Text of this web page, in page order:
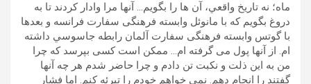
ماه؛ نه تاريخ واقعي، آن ها را بگويم… آنها مرا وادار کردند تا به
دروغ بگويم که با مانوئل وابسته فرهنگی سفارت فرانسه و بعدها
با گوتس وابسته فرهنگی سفارت آلمان رابطه جاسوسي داشته
ام. از آنها پول می گرفته ام… ممکن است کسی بپرسد که چرا
من به اين ذلت و نکبت تن دادم و چرا حاضر شدم هر چه آنها
گفتند را انجام دهم. نمي خواهم خودم را تبرئه کنم. اما فشار